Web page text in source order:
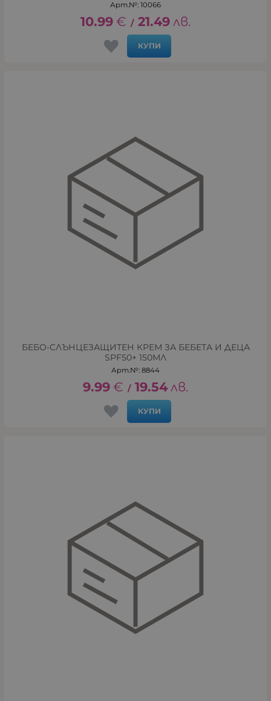
Арт.№: 10066
10.99 € / 21.49 лв.
КУПИ
БЕБО-СЛЪНЦЕЗАЩИТЕН КРЕМ ЗА БЕБЕТА И ДЕЦА
SPF50+ 150МЛ
Арт.№: 8844
9.99 € / 19.54 лв.
КУПИ